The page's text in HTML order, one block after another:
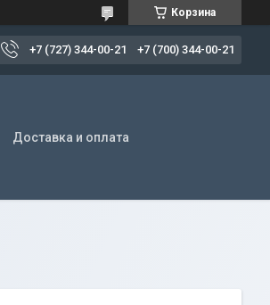
Корзина
+7 (727) 344-00-21 +7 (700) 344-00-21
Доставка и оплата